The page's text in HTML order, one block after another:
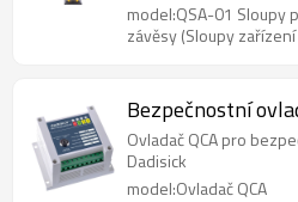
model:QSA-01 Sloupy
závěsy (Sloupy
Bezpečnostní
Ovladač QCA pro
Dadisick
model:Ovladač QCA